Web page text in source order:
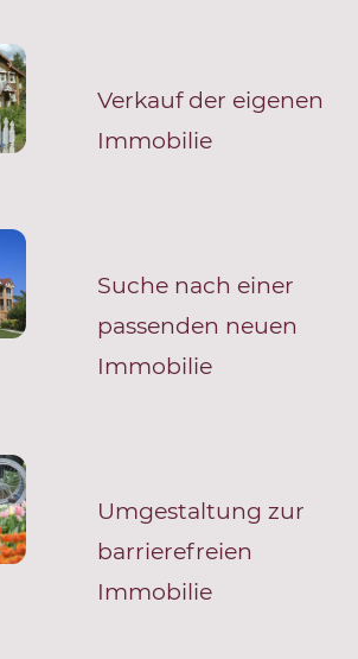
Verkauf der eigenen
Immobilie
Suche nach einer
passenden neuen
Immobilie
Umgestaltung zur
barrierefreien
Immobilie